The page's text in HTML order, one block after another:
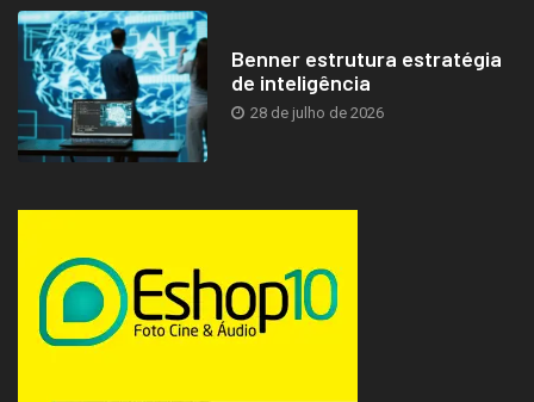
Benner estrutura estratégia
de inteligência
28 de julho de 2026